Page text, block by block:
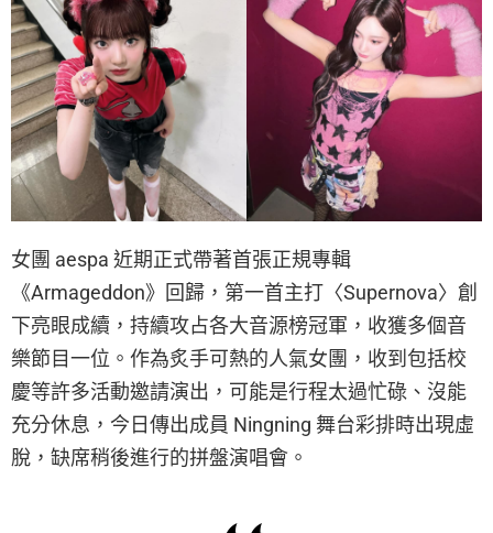
女團 aespa 近期正式帶著首張正規專輯
《Armageddon》回歸，第一首主打〈Supernova〉創
下亮眼成續，持續攻占各大音源榜冠軍，收獲多個音
樂節目一位。作為炙手可熱的人氣女團，收到包括校
慶等許多活動邀請演出，可能是行程太過忙碌、沒能
充分休息，今日傳出成員 Ningning 舞台彩排時出現虛
脫，缺席稍後進行的拼盤演唱會。